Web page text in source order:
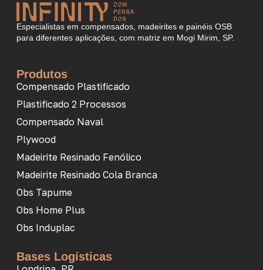
Especialistas em compensados, madeirites e painéis OSB
para diferentes aplicações, com matriz em Mogi Mirim, SP.
Produtos
Compensado Plastificado
Plastificado 2 Processos
Compensado Naval
Plywood
Madeirite Resinado Fenólico
Madeirite Resinado Cola Branca
Obs Tapume
Obs Home Plus
Obs Induplac
Bases Logísticas